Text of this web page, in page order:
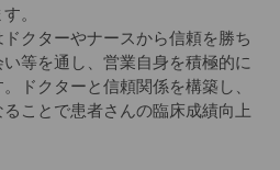
。
クターやナースから信頼を勝ち
等を通し、営業自身を積極的に
ドクターと信頼関係を構築し、
ことで患者さんの臨床成績向上